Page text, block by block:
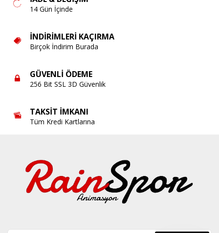
14 Gün İçinde
İNDIRIMLERI KAÇIRMA
Birçok İndirim Burada
GÜVENLI ÖDEME
256 Bit SSL 3D Güvenlik
TAKSIT İMKANI
Tüm Kredi Kartlarına